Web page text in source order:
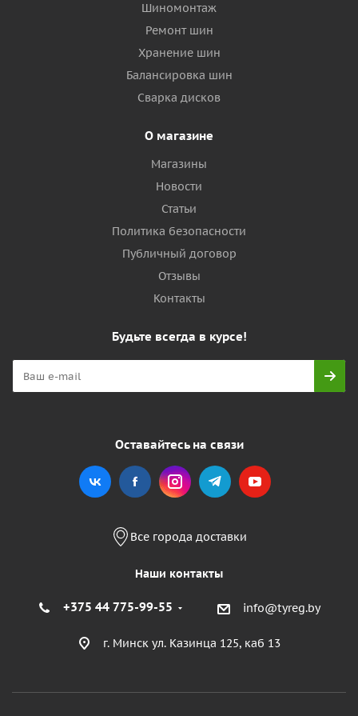
Шиномонтаж
Ремонт шин
Хранение шин
Балансировка шин
Сварка дисков
О магазине
Магазины
Новости
Статьи
Политика безопасности
Публичный договор
Отзывы
Контакты
Будьте всегда в курсе!
Оставайтесь на связи
Все города доставки
Наши контакты
+375 44 775-99-55 info@tyreg.by
г. Минск ул. Казинца 125, каб 13